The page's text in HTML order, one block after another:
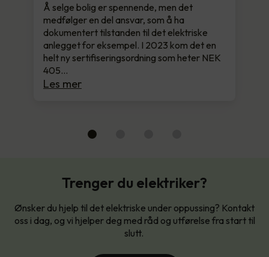
Å selge bolig er spennende, men det
medfølger en del ansvar, som å ha
dokumentert tilstanden til det elektriske
anlegget for eksempel. I 2023 kom det en
helt ny sertifiseringsordning som heter NEK
405…
Les mer
Trenger du elektriker?
Ønsker du hjelp til det elektriske under oppussing? Kontakt
oss i dag, og vi hjelper deg med råd og utførelse fra start til
slutt.